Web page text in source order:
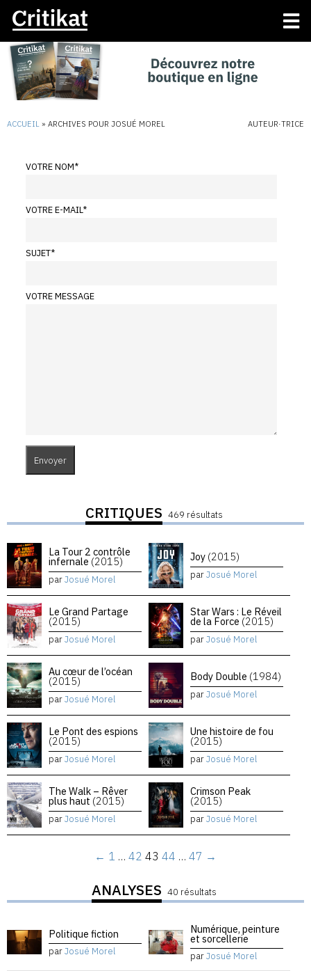
ACCUEIL » ARCHIVES POUR JOSUÉ MOREL AUTEUR·TRICE
VOTRE NOM*
VOTRE E-MAIL*
SUJET*
VOTRE MESSAGE
CRITIQUES 469 résultats
La Tour 2 contrôle
infernale (2015)
parJosué Morel
Joy (2015)
parJosué Morel
Le Grand Partage
(2015)
parJosué Morel
Star Wars : Le Réveil
de la Force (2015)
parJosué Morel
Au cœur de l’océan
(2015)
parJosué Morel
Body Double (1984)
parJosué Morel
Le Pont des espions
(2015)
parJosué Morel
Une histoire de fou
(2015)
parJosué Morel
The Walk – Rêver
plus haut (2015)
parJosué Morel
Crimson Peak
(2015)
parJosué Morel
← 1 … 42 43 44 … 47 →
ANALYSES 40 résultats
Politique fiction
parJosué Morel
Numérique, peinture
et sorcellerie
parJosué Morel